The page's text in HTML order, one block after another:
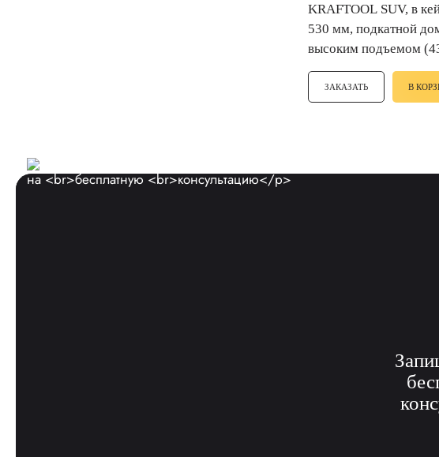
KRAFTOOL SUV, в
530 мм, подкатной
высоким подъемом
ЗАКАЗАТЬ В